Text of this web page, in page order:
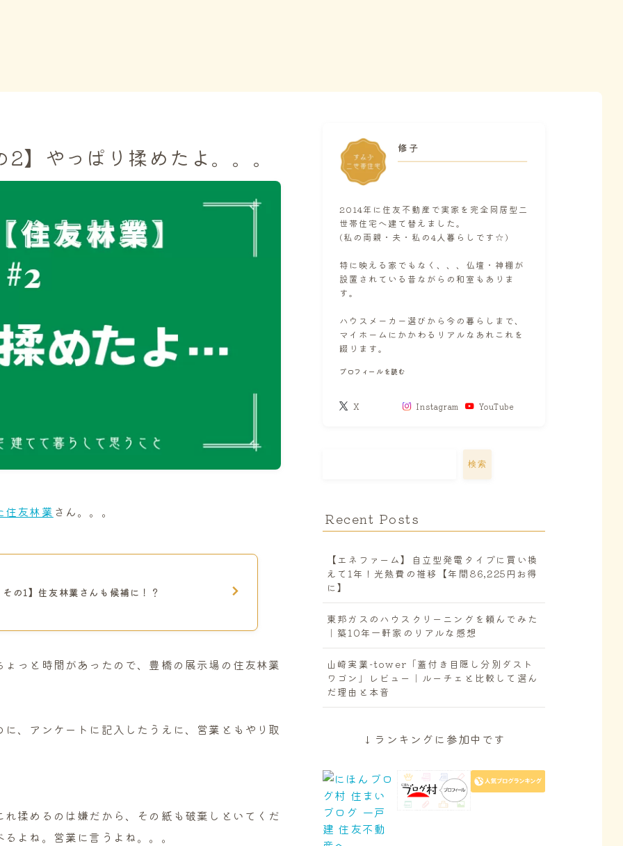
やっぱり揉めたよ。。。
住友林業 さん。。。
の1】住友林業さんも候補に！？
っと時間があったので、豊橋の展示場の住友林業
、アンケートに記入したうえに、営業ともやり取
揉めるのは嫌だから、その紙も破棄しといてくだ
よね。営業に言うよね。。。
修子
2014年に住友不動産で実家を完全同居型二
世帯住宅へ建て替えました。
(私の両親・夫・私の4人暮らしです☆)
特に映える家でもなく、、、仏壇・神棚が
設置されている昔ながらの和室もありま
す。
ハウスメーカー選びから今の暮らしまで、
マイホームにかかわるリアルなあれこれを
綴ります。
プロフィールを読む
X Instagram YouTube
検索
Recent Posts
【エネファーム】自立型発電タイプに買い換
えて1年！光熱費の推移【年間86,225円お得
に】
東邦ガスのハウスクリーニングを頼んでみた
｜築10年一軒家のリアルな感想
山崎実業-tower「蓋付き目隠し分別ダスト
ワゴン」レビュー｜ルーチェと比較して選ん
だ理由と本音
↓ランキングに参加中です